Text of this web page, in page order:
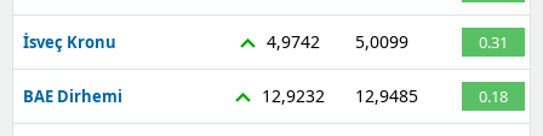
İsveç Kronu 4,9742 5,0099 0.31
BAE Dirhemi 12,9232 12,9485 0.18